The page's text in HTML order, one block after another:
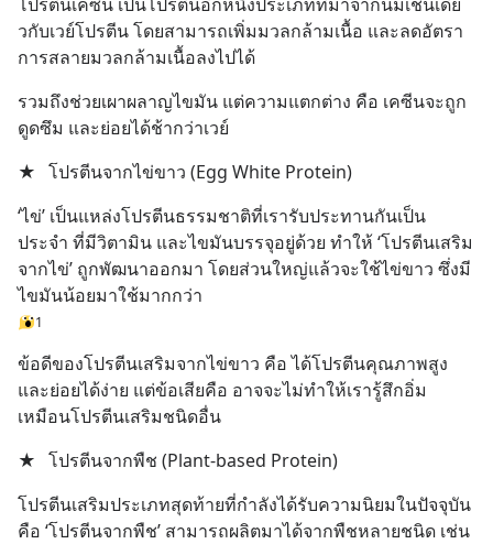
วกับเวย์โปรตีน โดยสามารถเพิ่มมวลกล้ามเนื้อ และลดอัตรา
การสลายมวลกล้ามเนื้อลงไปได้
รวมถึงช่วยเผาผลาญไขมัน แต่ความแตกต่าง คือ เคซีนจะถูก
ดูดซึม และย่อยได้ช้ากว่าเวย์
★ โปรตีนจากไข่ขาว (Egg White Protein)
‘ไข่’ เป็นแหล่งโปรตีนธรรมชาติที่เรารับประทานกันเป็น
ประจำ ที่มีวิตามิน และไขมันบรรจุอยู่ด้วย ทำให้ ‘โปรตีนเสริม
จากไข่’ ถูกพัฒนาออกมา โดยส่วนใหญ่แล้วจะใช้ไข่ขาว ซึ่งมี
ไขมันน้อยมาใช้มากกว่า
1
ข้อดีของโปรตีนเสริมจากไข่ขาว คือ ได้โปรตีนคุณภาพสูง
และย่อยได้ง่าย แต่ข้อเสียคือ อาจจะไม่ทำให้เรารู้สึกอิ่ม
เหมือนโปรตีนเสริมชนิดอื่น
★ โปรตีนจากพืช (Plant-based Protein)
โปรตีนเสริมประเภทสุดท้ายที่กำลังได้รับความนิยมในปัจจุบัน
คือ ‘โปรตีนจากพืช’ สามารถผลิตมาได้จากพืชหลายชนิด เช่น